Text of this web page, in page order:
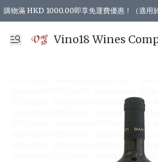
購物滿 HKD 1000.00即享免運費優惠！（適用
Vino18 Wines